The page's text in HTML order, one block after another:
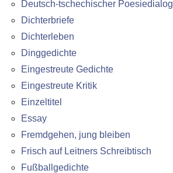
Deutsch-tschechischer Poesiedialog
Dichterbriefe
Dichterleben
Dinggedichte
Eingestreute Gedichte
Eingestreute Kritik
Einzeltitel
Essay
Fremdgehen, jung bleiben
Frisch auf Leitners Schreibtisch
Fußballgedichte